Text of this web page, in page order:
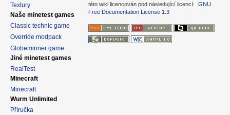
Textury
Naše minetest games
Classic technic game
Override modpack
Globeminner game
Jiné minetest games
RealTest
Minecraft
Minecraft
Wurm Unlimited
Příručka
této wiki licencován pod následující licencí:
GNU
Free Documentation License 1.3